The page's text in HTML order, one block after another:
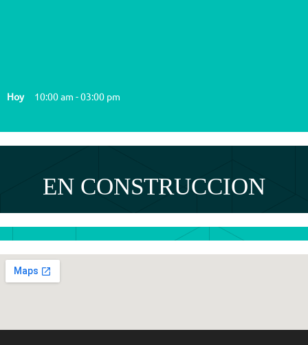
Hoy 10:00 am -03:00 pm
EN CONSTRUCCION